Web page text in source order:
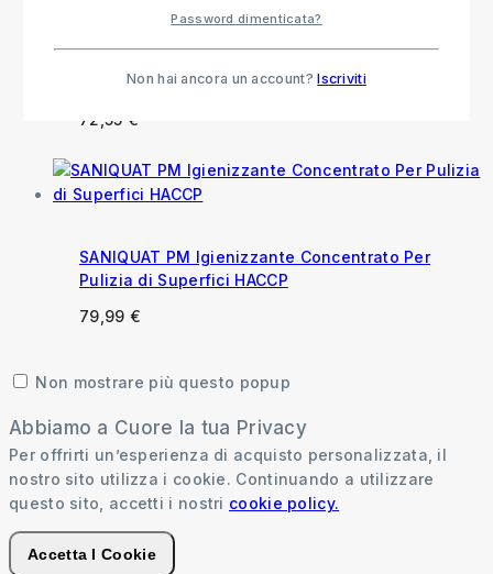
72,55 €
SANIQUAT PM Igienizzante Concentrato Per
Pulizia di Superfici HACCP
79,99 €
Non mostrare più questo popup
Abbiamo a Cuore la tua Privacy
Per offrirti un’esperienza di acquisto personalizzata, il
nostro sito utilizza i cookie. Continuando a utilizzare
questo sito, accetti i nostri cookie policy.
Accetta I Cookie
Password dimenticata?
Non hai ancora un account?Iscriviti